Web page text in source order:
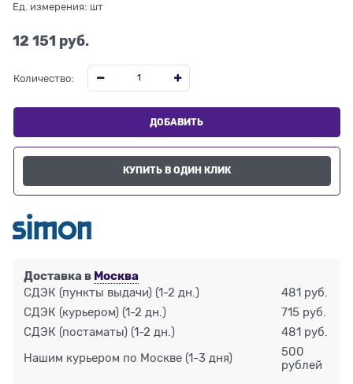
Ед. измерения: шт
12 151 руб.
Количество:
ДОБАВИТЬ
КУПИТЬ В ОДИН КЛИК
Доставка в Москва
СДЭК (пункты выдачи) (1-2 дн.)
481 руб.
СДЭК (курьером) (1-2 дн.)
715 руб.
СДЭК (постаматы) (1-2 дн.) 481 руб.
Нашим курьером по Москве (1-3 дня)
500
рублей